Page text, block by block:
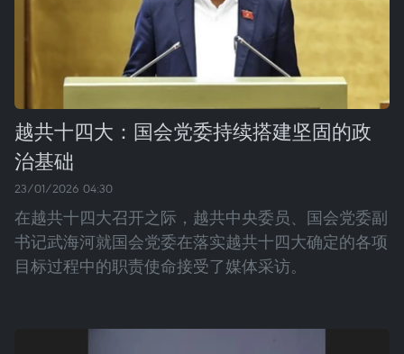
越共十四大：国会党委持续搭建坚固的政
治基础
23/01/2026 04:30
在越共十四大召开之际，越共中央委员、国会党委副
书记武海河就国会党委在落实越共十四大确定的各项
目标过程中的职责使命接受了媒体采访。